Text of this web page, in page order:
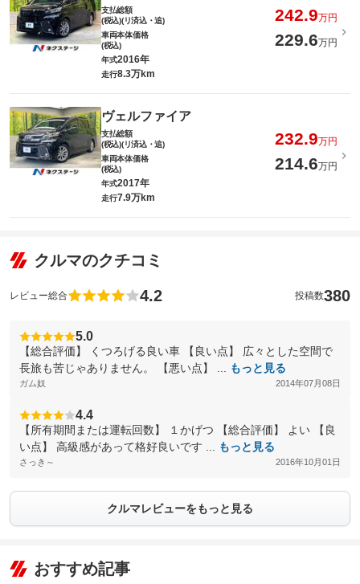
支払総額
(税込)(リ済込・追)
242.9万円
車両本体価格
(税込)
229.6万円
年式2016年
走行8.3万km
ヴェルファイア
支払総額
(税込)(リ済込・追)
232.9万円
車両本体価格
(税込)
214.6万円
年式2017年
走行7.9万km
クルマのクチコミ
レビュー総合 4.2 投稿数380
5.0
【総合評価】 くつろげる良い車 【良い点】 広々とした空間で
長旅も苦じゃありません。 【悪い点】 ...
もっと見る
ガム奴 2014年07月08日
4.4
【所有期間または運転回数】 １かげつ 【総合評価】 よい 【良
い点】 高級感があって格好良いです ...
もっと見る
さっき～ 2016年10月01日
クルマレビューをもっと見る
おすすめ記事